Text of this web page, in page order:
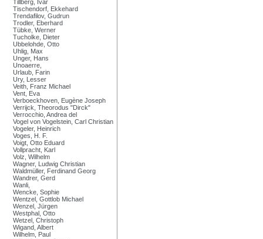
Tillberg, Ivar
Tischendorf, Ekkehard
Trendafilov, Gudrun
Trodler, Eberhard
Tübke, Werner
Tucholke, Dieter
Ubbelohde, Otto
Uhlig, Max
Unger, Hans
Unoaerre,
Urlaub, Farin
Ury, Lesser
Veith, Franz Michael
Vent, Eva
Verboeckhoven, Eugène Joseph
Verrijck, Theorodus "Dirck"
Verrocchio, Andrea del
Vogel von Vogelstein, Carl Christian
Vogeler, Heinrich
Voges, H. F.
Voigt, Otto Eduard
Vollpracht, Karl
Volz, Wilhelm
Wagner, Ludwig Christian
Waldmüller, Ferdinand Georg
Wandrer, Gerd
Wanli,
Wencke, Sophie
Wentzel, Gottlob Michael
Wenzel, Jürgen
Westphal, Otto
Wetzel, Christoph
Wigand, Albert
Wilhelm, Paul